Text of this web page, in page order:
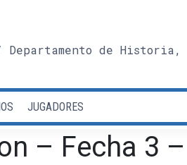
de Historia,
JUGADORES
– Fecha 3